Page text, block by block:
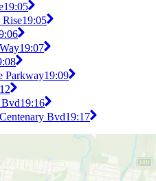
19:05
19:05
19:07
Parkway19:09
Bvd19:16
Bvd19:17